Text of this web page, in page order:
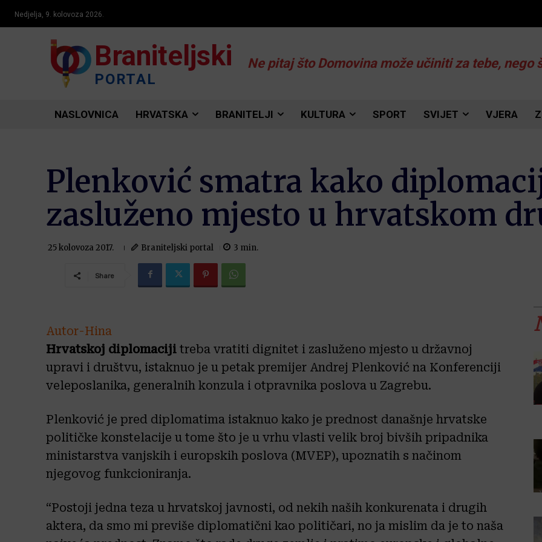
Nedjelja, 9. kolovoza 2026.
Braniteljski
PORTAL
Ne pitaj što Domovina može učiniti za tebe, nego
NASLOVNICA HRVATSKA BRANITELJI KULTURA SPORT SVIJET VJERA
Plenković smatra kako
zasluženo mjesto u hrvatskom
25 kolovoza 2017. Braniteljski portal 3 min.
Share
Autor-Hina
Hrvatskoj diplomaciji treba vratiti dignitet i zasluženo mjesto u državnoj
upravi i društvu, istaknuo je u petak premijer Andrej Plenković na Konferenciji
veleposlanika, generalnih konzula i otpravnika poslova u Zagrebu.
Plenković je pred diplomatima istaknuo kako je prednost današnje hrvatske
političke konstelacije u tome što je u vrhu vlasti velik broj bivših pripadnika
ministarstva vanjskih i europskih poslova (MVEP), upoznatih s načinom
njegovog funkcioniranja.
“Postoji jedna teza u hrvatskoj javnosti, od nekih naših konkurenata i drugih
aktera, da smo mi previše diplomatični kao političari, no ja mislim da je to naša